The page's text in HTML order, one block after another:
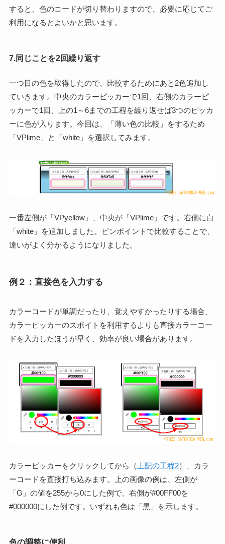
すると、色のコードが切り替わりますので、必要に応じてご
利用になるとよいかと思います。
7.同じことを2回繰り返す
一つ目の色を取得したので、比較するためにあと2色追加し
ていきます。中央のカラーピッカーで1回、右側のカラーピ
ッカーで1回、上の1～6までの工程を繰り返せば3つのピッカ
ーに色が入ります。今回は、「薄い色の比較」をするため
「VPlime」と「white」を選択してみます。
一番左側が「VPyellow」、中央が「VPlime」です。右側に白
「white」を追加しました。ピンポイントで比較することで、
違いがよく分かるようになりました。
例２：直接色を入力する
カラーコードが単調だったり、覚えやすかったりする場合、
カラーピッカーのスポイトを利用するよりも直接カラーコー
ドを入力したほうが早く、効率が良い場合があります。
カラーピッカーをクリックしてから（ 上記の工程2）、カラ
ーコードを直接打ち込みます。上の画像の例は、左側が
「G」の値を255から0にした例で、右側が#00FF00を
#000000にした例です。いずれも色は「黒」を示します。